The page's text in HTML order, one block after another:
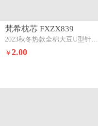
梵希枕芯 FXZX839
2023秋冬热款全棉大豆U型针织护颈枕枕头枕芯全棉大豆u型针织护颈枕（含无纺布包装）
￥2.00